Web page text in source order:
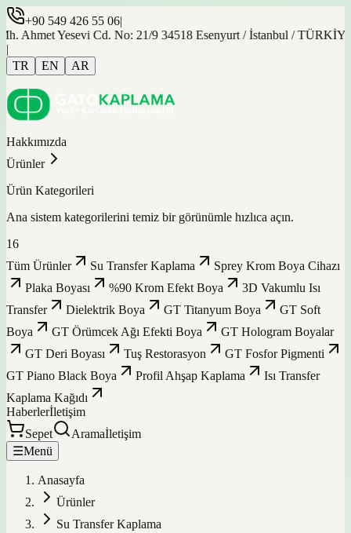
+90 549 426 55 06|
Yesevi Cd. No: 21/9 34518 Esenyurt / İstanbul / TÜRKİYE
|
TR
EN AR
Hakkımızda
Ürünler
Ürün Kategorileri
Ana sistem kategorilerini temiz bir görünümle hızlıca açın.
16
Tüm Ürünler
Su Transfer Kaplama
Sprey Krom Boya Cihazı
Plaka Boyası
%90 Krom Efekt Boya
3D Vakumlu Isı
Transfer
Dielektrik Boya GT Titanyum Boya
GT Soft
Boya
GT Örümcek Ağı Efekti Boya
GT Hologram Boyalar
GT Deri Boyası
Tuş Restorasyon
GT Fosfor Pigmenti
GT Piano Black Boya
Profil Ahşap Kaplama
Isı Transfer
Kaplama Kağıdı
Haberlerİletişim
Sepet
Aramaİletişim
☰Menü
Anasayfa
Ürünler
Su Transfer Kaplama